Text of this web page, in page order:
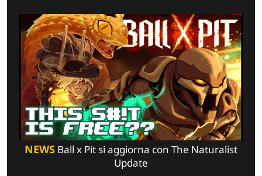
NEWS Ball x Pit si aggiorna con The Naturalist
Update